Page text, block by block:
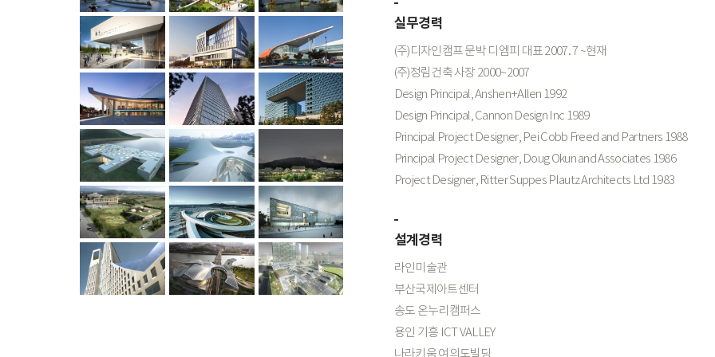
실무경력
(주)디자인캠프 문박 디엠피 대표 2007. 7 ~현재
(주)정림건축 사장 2000~2007
Design Principal, Anshen+Allen 1992
Design Principal, Cannon Design Inc 1989
Principal Project Designer, Pei Cobb Freed and Partners 1988
Principal Project Designer, Doug Okun and Associates 1986
Project Designer, Ritter Suppes Plautz Architects Ltd 1983
설계경력
라인미술관
부산국제아트센터
송도 온누리캠퍼스
용인 기흥 ICT VALLEY
나라키움 여의도빌딩